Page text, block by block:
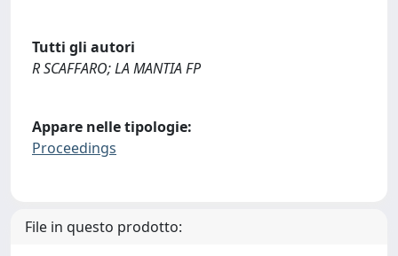
Tutti gli autori
R SCAFFARO; LA MANTIA FP
Appare nelle tipologie:
Proceedings
File in questo prodotto: